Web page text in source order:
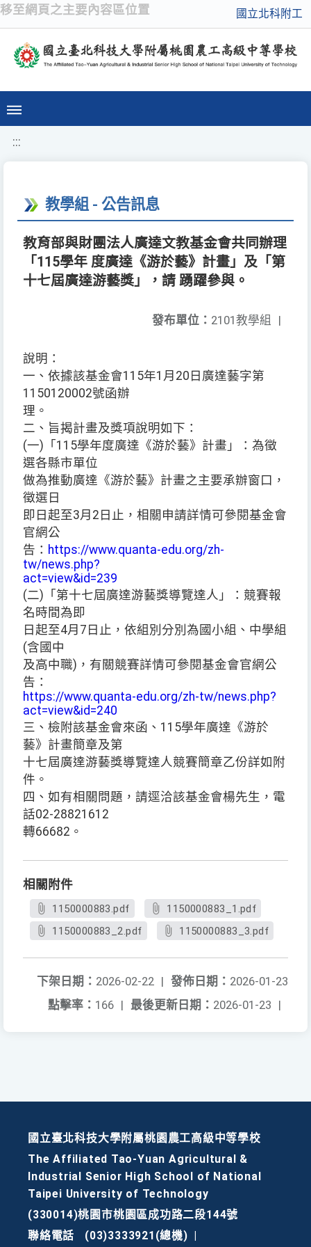
移至網頁之主要內容區位置 國立北科附工
:::
教學組 - 公告訊息
教育部與財團法人廣達文教基金會共同辦理
「115學年 度廣達《游於藝》計畫」及「第
十七屆廣達游藝獎」，請 踴躍參與。
發布單位： 2101教學組 |
說明：
一、依據該基金會115年1月20日廣達藝字第
1150120002號函辦
理。
二、旨揭計畫及獎項說明如下：
(一)「115學年度廣達《游於藝》計畫」：為徵
選各縣市單位
做為推動廣達《游於藝》計畫之主要承辦窗口，
徵選日
即日起至3月2日止，相關申請詳情可參閱基金會
官網公
告： https://www.quanta-edu.org/zh-
tw/news.php?
act=view&id=239
(二)「第十七屆廣達游藝獎導覽達人」：競賽報
名時間為即
日起至4月7日止，依組別分別為國小組、中學組
(含國中
及高中職)，有關競賽詳情可參閱基金會官網公
告：
https://www.quanta-edu.org/zh-tw/news.php?
act=view&id=240
三、檢附該基金會來函、115學年廣達《游於
藝》計畫簡章及第
十七屆廣達游藝獎導覽達人競賽簡章乙份詳如附
件。
四、如有相關問題，請逕洽該基金會楊先生，電
話02-28821612
轉66682。
相關附件
1150000883.pdf
1150000883_1.pdf
1150000883_2.pdf
1150000883_3.pdf
發佈日期： 2026-01-23
下架日期： 2026-02-22 |
最後更新日期： 2026-01-23 |
點擊率： 166 |
國立臺北科技大學附屬桃園農工高級中等學校
The Affiliated Tao-Yuan Agricultural &
Industrial Senior High School of National
Taipei University of Technology
(330014)桃園市桃園區成功路二段144號
聯絡電話
(03)3333921(總機)